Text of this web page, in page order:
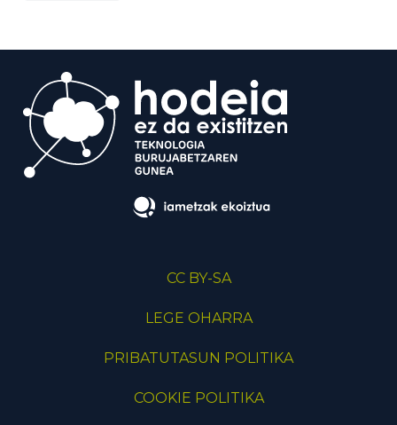
CC BY-SA
LEGE OHARRA
PRIBATUTASUN POLITIKA
COOKIE POLITIKA